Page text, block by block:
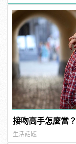
接吻高手怎麼當
生活話題